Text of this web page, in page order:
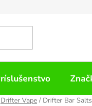
Drifter Vape / Drifter Bar